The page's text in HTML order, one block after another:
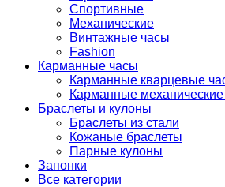
Спортивные
Механические
Винтажные часы
Fashion
Карманные часы
Карманные кварцевые
Карманные
Браслеты и кулоны
Браслеты из стали
Кожаные браслеты
Парные кулоны
Запонки
Все категории